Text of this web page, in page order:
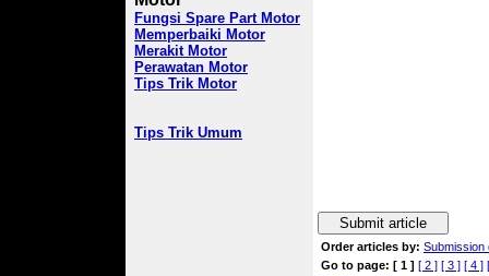
Fungsi Spare Part Motor
Memperbaiki Motor
Merakit Motor
Perawatan Motor
Tips Trik Motor
Tips Trik Umum
Submit article
Order articles by: Submission
Go to page: [ 1 ] [ 2 ] [ 3 ] [ 4 ]